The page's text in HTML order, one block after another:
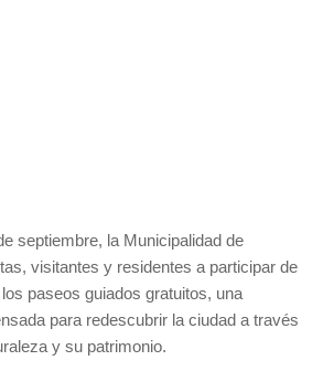
septiembre, la Municipalidad de
visitantes y residentes a participar de
paseos guiados gratuitos, una
para redescubrir la ciudad a través
y su patrimonio.